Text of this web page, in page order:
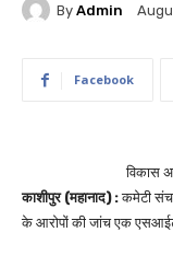
By Admin
Facebook
विकास
काशीपुर (महानाद) :कमेटी
के आरोपों की जांच एक